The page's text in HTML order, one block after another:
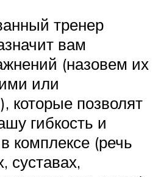
тренер
вам
(назовем их
или
которые позволят
гибкость и
комплексе (речь
суставах,